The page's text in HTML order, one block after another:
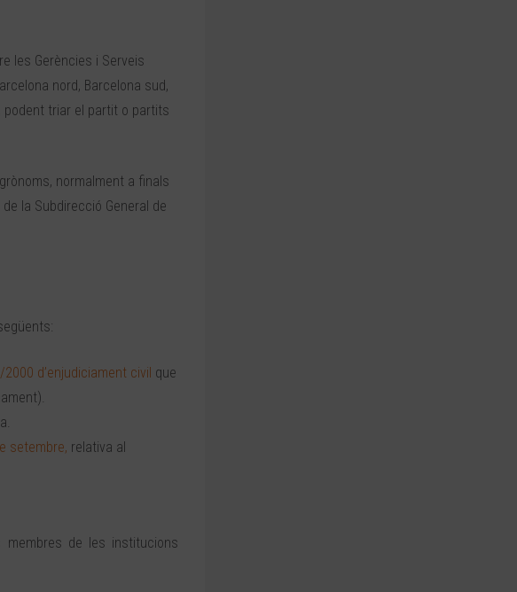
les Gerències i Serveis
nord, Barcelona sud,
podent triar el partit o partits
normalment a finals
la Subdirecció General de
2000 d’enjudiciament civil que
setembre, relativa al
de les institucions